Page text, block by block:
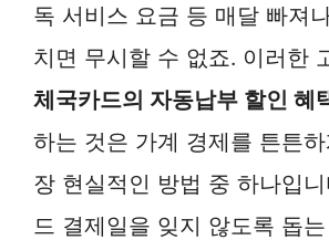
독 서비스 요금 등 매달 빠져
치면 무시할 수 없죠. 이러한
체국카드의 자동납부 할인 혜
하는 것은 가계 경제를 튼튼
장 현실적인 방법 중 하나입
드 결제일을 잊지 않도록 돕